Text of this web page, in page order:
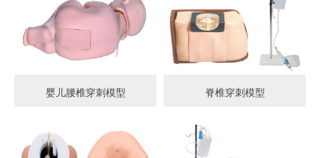
婴儿腰椎穿刺模型 脊椎穿刺模型